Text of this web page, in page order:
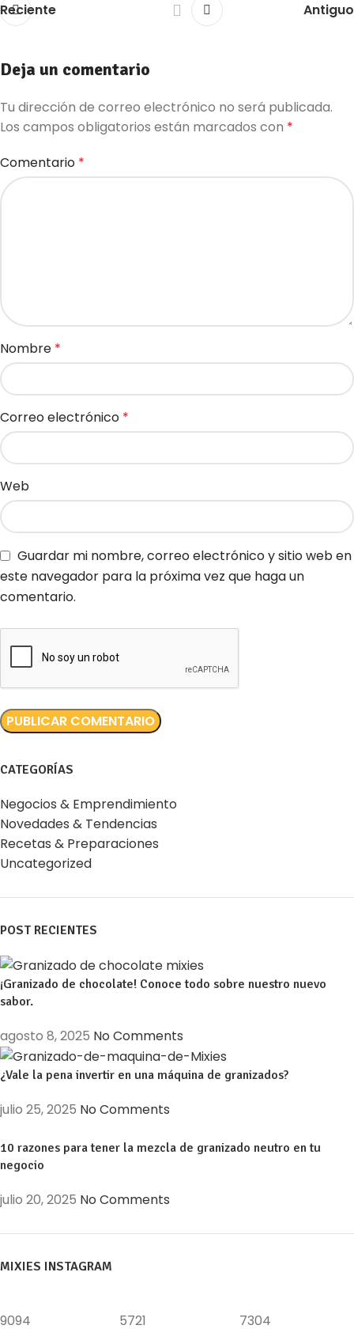
Reciente Antiguo
Deja un comentario
Tu dirección de correo electrónico no será publicada.
Los campos obligatorios están marcados con *
Comentario *
Nombre *
Correo electrónico *
Web
Guardar mi nombre, correo electrónico y sitio web en
este navegador para la próxima vez que haga un
comentario.
CATEGORÍAS
Negocios & Emprendimiento
Novedades & Tendencias
Recetas & Preparaciones
Uncategorized
POST RECIENTES
¡Granizado de chocolate! Conoce todo sobre nuestro nuevo
sabor.
agosto 8, 2025 No Comments
¿Vale la pena invertir en una máquina de granizados?
julio 25, 2025 No Comments
10 razones para tener la mezcla de granizado neutro en tu
negocio
julio 20, 2025 No Comments
MIXIES INSTAGRAM
9094
5721
7304